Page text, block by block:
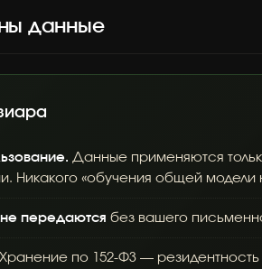
данные
Данные применяются
Никакого «обучения общей модели
передаются без вашего
Хранение по 152-ФЗ —